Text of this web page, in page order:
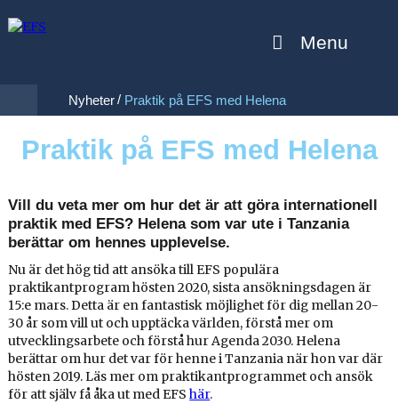
Menu
Nyheter / Praktik på EFS med Helena
Praktik på EFS med Helena
Vill du veta mer om hur det är att göra internationell
praktik med EFS? Helena som var ute i Tanzania
berättar om hennes upplevelse.
Nu är det hög tid att ansöka till EFS populära
praktikantprogram hösten 2020, sista ansökningsdagen är
15:e mars. Detta är en fantastisk möjlighet för dig mellan 20-
30 år som vill ut och upptäcka världen, förstå mer om
utvecklingsarbete och förstå hur Agenda 2030. Helena
berättar om hur det var för henne i Tanzania när hon var där
hösten 2019. Läs mer om praktikantprogrammet och ansök
för att själv få åka ut med EFShär.